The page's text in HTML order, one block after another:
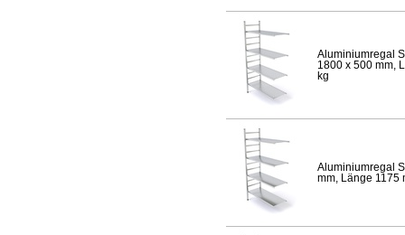
Aluminiumregal
1800 x 500 mm,
kg
Aluminiumregal
mm, Länge 1175